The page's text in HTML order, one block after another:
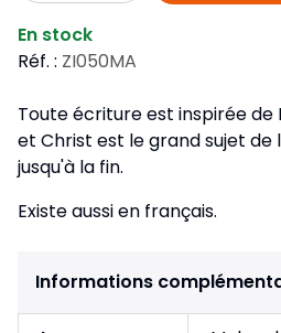
En stock
Réf. : ZI050MA
Toute écriture est inspirée de
et Christ est le grand sujet de
jusqu'à la fin.
Existe aussi en français.
Informations